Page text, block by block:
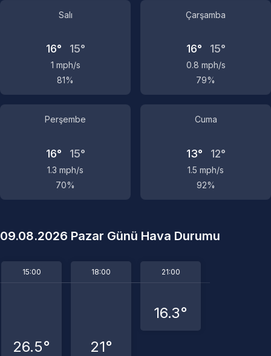
Salı
16° 15°
1 mph/s
81%
Çarşamba
16° 15°
0.8 mph/s
79%
Perşembe
16° 15°
1.3 mph/s
70%
Cuma
13° 12°
1.5 mph/s
92%
09.08.2026 Pazar Günü Hava Durumu
15:00
26.5°
18:00
21°
21:00
16.3°